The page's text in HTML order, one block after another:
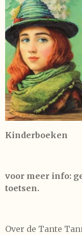
Kinderboeken
voor meer info:
toetsen.
Over de Tante